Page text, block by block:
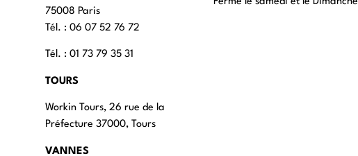
75008 Paris
Tél. : ‭06 07 52 76 72
Tél. : 01 73 79 35 31
TOURS
Workin Tours, 26 rue de la
Préfecture 37000, Tours
VANNES